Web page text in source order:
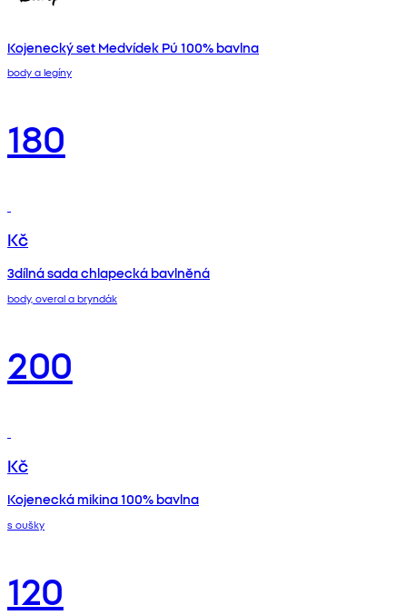
Kojenecký set Medvídek Pú 100% bavlna
body a legíny
180
Kč
3dílná sada chlapecká bavlněná
body, overal a bryndák
200
Kč
Kojenecká mikina 100% bavlna
s oušky
120